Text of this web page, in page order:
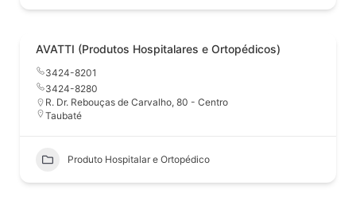
AVATTI (Produtos Hospitalares e Ortopédicos)
3424-8201
3424-8280
R. Dr. Rebouças de Carvalho, 80 - Centro
Taubaté
Produto Hospitalar e Ortopédico